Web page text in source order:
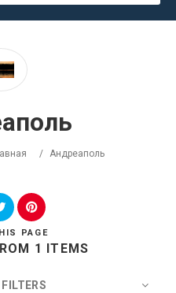
/ Андреаполь
PAGE
1 ITEMS